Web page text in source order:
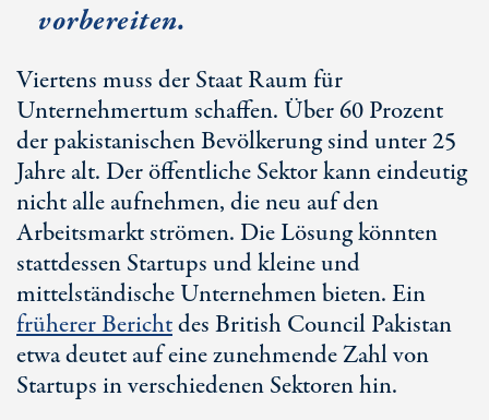
vorbereiten.
Viertens muss der Staat Raum für
Unternehmertum schaffen. Über 60 Prozent
der pakistanischen Bevölkerung sind unter 25
Jahre alt. Der öffentliche Sektor kann eindeutig
nicht alle aufnehmen, die neu auf den
Arbeitsmarkt strömen. Die Lösung könnten
stattdessen Startups und kleine und
mittelständische Unternehmen bieten. Ein
früherer Berichtdes British Council Pakistan
etwa deutet auf eine zunehmende Zahl von
Startups in verschiedenen Sektoren hin.